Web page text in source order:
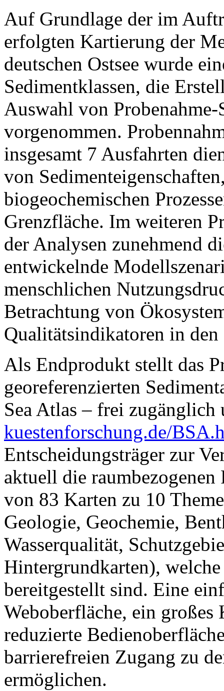
Auf Grundlage der im
erfolgten Kartierung der
deutschen Ostsee wurde
Sedimentklassen, die
Auswahl von Probenahme-
vorgenommen.
insgesamt 7 Ausfahrten
von
biogeochemischen
Grenzfläche. Im weiteren
der Analysen zunehmend
entwickelnde
menschlichen
Betrachtung von
Qualitätsindikatoren in
Als Endprodukt stellt das
georeferenzierten
Sea Atlas – frei
kuestenforschung.de/
Entscheidungsträger zur
aktuell die
von 83 Karten zu 10
Geologie, Geochemie,
Wasserqualität,
Hintergrundkarten),
bereitgestellt sind. Eine
Weboberfläche, ein großes
reduzierte
barrierefreien Zugang zu
ermöglichen.